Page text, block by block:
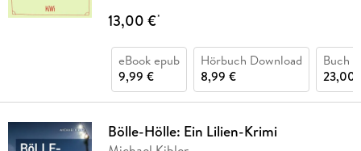
13,00 €*
eBook epub
9,99 €
Hörbuch Download
8,99 €
Buch
23,00
Bölle-Hölle: Ein Lilien-Krimi